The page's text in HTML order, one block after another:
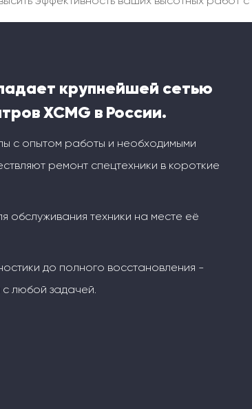
крупнейшей сетью
XCMG в России.
с опытом работы и необходимыми
ремонт спецтехники в короткие
обслуживания техники на месте её
до полного восстановления -
любой задачей.